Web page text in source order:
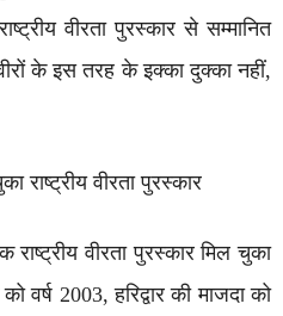
वीरता पुरस्कार से सम्मानित
के इस तरह के इक्का दुक्का नहीं,
राष्ट्रीय वीरता पुरस्कार
वीरता पुरस्कार मिल चुका
वर्ष 2003, हरिद्वार की माजदा को